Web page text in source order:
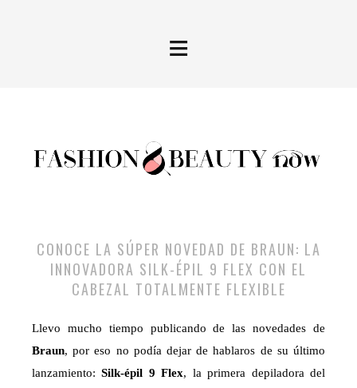
≡
CONOCE LA SÚPER NOVEDAD DE BRAUN: LA
INNOVADORA SILK-ÉPIL 9 FLEX CON EL
CABEZAL TOTALMENTE FLEXIBLE
Llevo mucho tiempo publicando de las novedades de
Braun, por eso no podía dejar de hablaros de su último
lanzamiento:Silk-épil 9 Flex, la primera depiladora del